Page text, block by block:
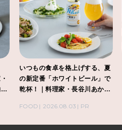
いつもの食卓を格上げする、夏
の新定番「ホワイトビール」で
乾杯！｜料理家・長谷川あかり
FOOD
2026.08.03 PR